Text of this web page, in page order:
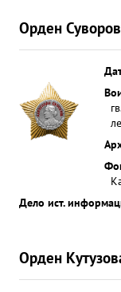
Орден
Дело ист.
Орден